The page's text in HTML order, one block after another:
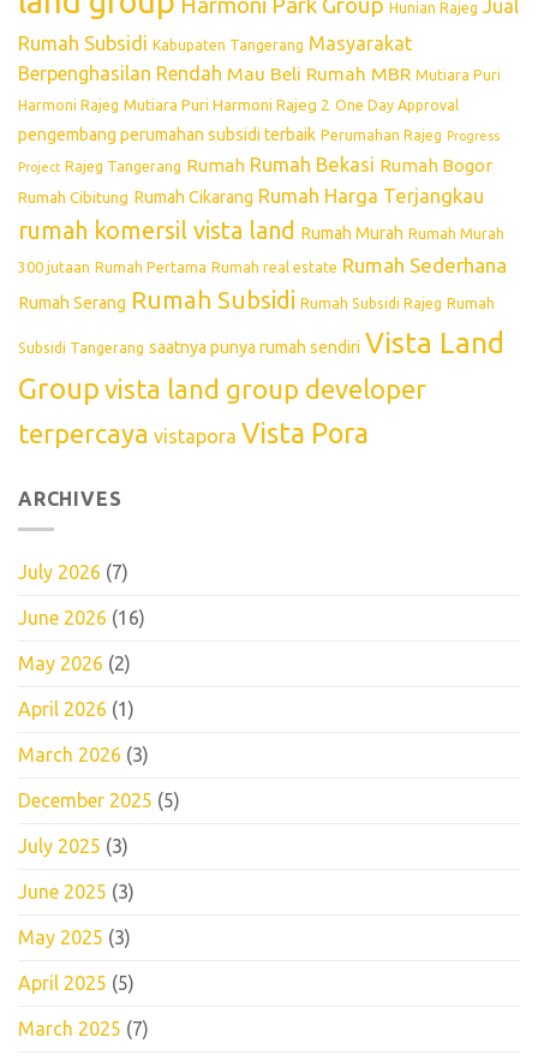
Hunian Rajeg Jual
Rumah Subsidi Kabupaten Tangerang Masyarakat
Berpenghasilan Rendah Mau Beli Rumah MBR Mutiara Puri
Harmoni Rajeg Mutiara Puri Harmoni Rajeg 2 One Day Approval
pengembang perumahan subsidi terbaik Perumahan Rajeg Progress
Project Rajeg Tangerang Rumah Rumah Bekasi Rumah Bogor
Rumah Cibitung Rumah Cikarang Rumah Harga Terjangkau
rumah komersil vista land Rumah Murah Rumah Murah
300 jutaan Rumah Pertama Rumah real estate Rumah Sederhana
Rumah Serang Rumah Subsidi Rumah Subsidi Rajeg Rumah
Subsidi Tangerang saatnya punya rumah sendiri Vista Land
Group vista land group developer
terpercaya vistapora Vista Pora
ARCHIVES
July 2026 (7)
June 2026 (16)
May 2026 (2)
April 2026 (1)
March 2026 (3)
December 2025 (5)
July 2025 (3)
June 2025 (3)
May 2025 (3)
April 2025 (5)
March 2025 (7)